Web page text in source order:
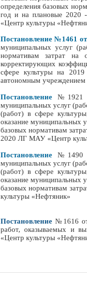
определения базовых
год и на плановые 2020
«Центр культуры
Постановление№1461
муниципальных услуг
нормативам затрат на
корректирующих
сфере культуры на
автономным
Постановление
№1921
муниципальных услуг
(работ) в сфере
оказание муниципальных
базовых нормативам
2020 ЛГ МАУ «Центр
Постановление
№1490
муниципальных услуг
(работ) в сфере
оказание муниципальных
базовых нормативам
культуры «Нефтяник»
Постановление №1616
работ, оказываемых и
«Центр культуры